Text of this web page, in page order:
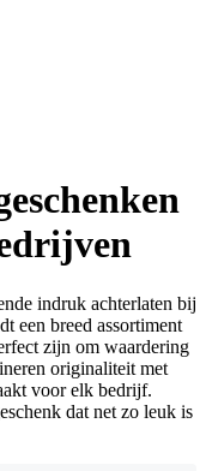
indruk achterlaten bij
een breed assortiment
zijn om waardering
originaliteit met
voor elk bedrijf.
dat net zo leuk is